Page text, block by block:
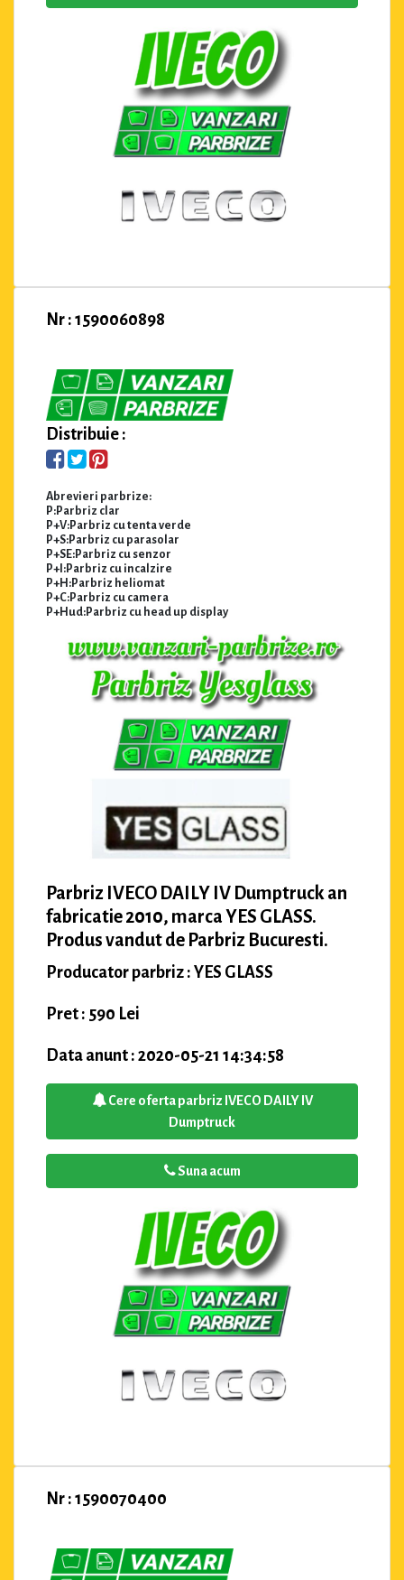
Nr : 1590060898
Distribuie :
Abrevieri parbrize:
P:Parbriz clar
P+V:Parbriz cu tenta verde
P+S:Parbriz cu parasolar
P+SE:Parbriz cu senzor
P+I:Parbriz cu incalzire
P+H:Parbriz heliomat
P+C:Parbriz cu camera
P+Hud:Parbriz cu head up display
Parbriz IVECO DAILY IV Dumptruck an
fabricatie 2010, marca YES GLASS.
Produs vandut de Parbriz Bucuresti.
Producator parbriz : YES GLASS
Pret : 590 Lei
Data anunt : 2020-05-21 14:34:58
Cere oferta parbriz IVECO DAILY IV
Dumptruck
Suna acum
Nr : 1590070400